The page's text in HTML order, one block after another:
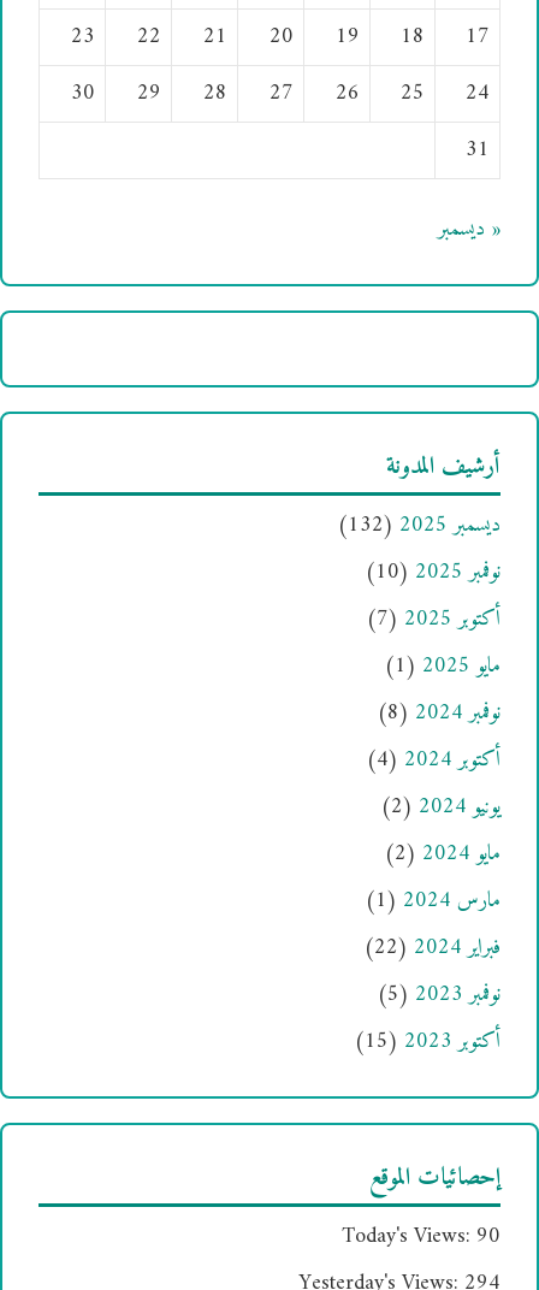
17
18
19
20
21
22
23
24
25
26
27
28
29
30
31
« ديسمبر
أرشيف المدونة
ديسمبر 2025
(132)
نوفمبر 2025
(10)
أكتوبر 2025
(7)
مايو 2025
(1)
نوفمبر 2024
(8)
أكتوبر 2024
(4)
يونيو 2024
(2)
مايو 2024
(2)
مارس 2024
(1)
فبراير 2024
(22)
نوفمبر 2023
(5)
أكتوبر 2023
(15)
إحصائيات الموقع
Today's Views: 90